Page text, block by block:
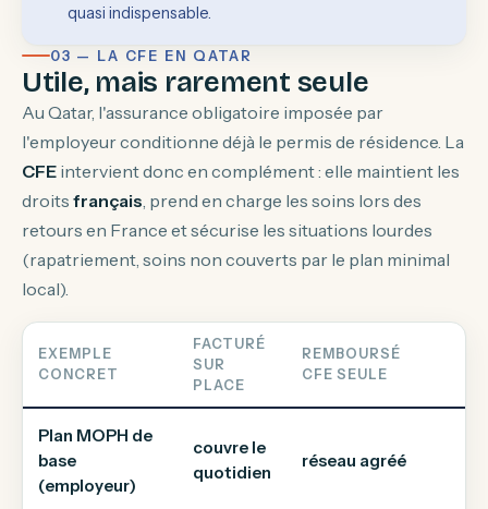
quasi indispensable.
03 — LA CFE EN QATAR
Utile, mais rarement seule
Au Qatar, l'assurance obligatoire imposée par
l'employeur conditionne déjà le permis de résidence. La
CFE intervient donc en complément : elle maintient les
droits français, prend en charge les soins lors des
retours en France et sécurise les situations lourdes
(rapatriement, soins non couverts par le plan minimal
local).
EXEMPLE
CONCRET
FACTURÉ
SUR
PLACE
REMBOURSÉ
CFE SEULE
Plan MOPH de
base
(employeur)
couvre le
quotidien
réseau agréé